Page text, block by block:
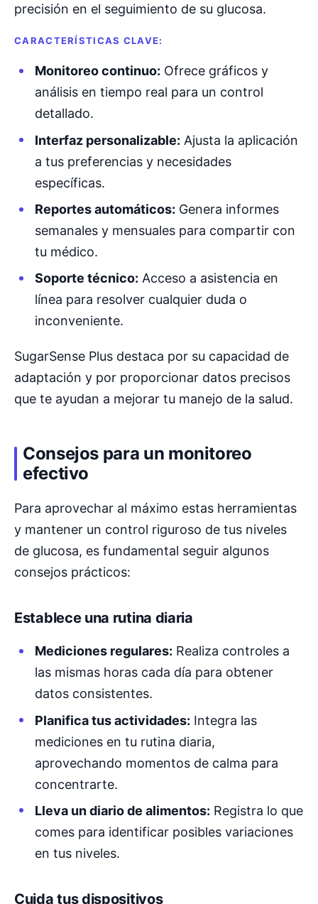
precisión en el seguimiento de su glucosa.
CARACTERÍSTICAS CLAVE:
Monitoreo continuo: Ofrece gráficos y
análisis en tiempo real para un control
detallado.
Interfaz personalizable: Ajusta la aplicación
a tus preferencias y necesidades
específicas.
Reportes automáticos: Genera informes
semanales y mensuales para compartir con
tu médico.
Soporte técnico: Acceso a asistencia en
línea para resolver cualquier duda o
inconveniente.
SugarSense Plus destaca por su capacidad de
adaptación y por proporcionar datos precisos
que te ayudan a mejorar tu manejo de la salud.
Consejos para un monitoreo
efectivo
Para aprovechar al máximo estas herramientas
y mantener un control riguroso de tus niveles
de glucosa, es fundamental seguir algunos
consejos prácticos:
Establece una rutina diaria
Mediciones regulares: Realiza controles a
las mismas horas cada día para obtener
datos consistentes.
Planifica tus actividades: Integra las
mediciones en tu rutina diaria,
aprovechando momentos de calma para
concentrarte.
Lleva un diario de alimentos: Registra lo que
comes para identificar posibles variaciones
en tus niveles.
Cuida tus dispositivos